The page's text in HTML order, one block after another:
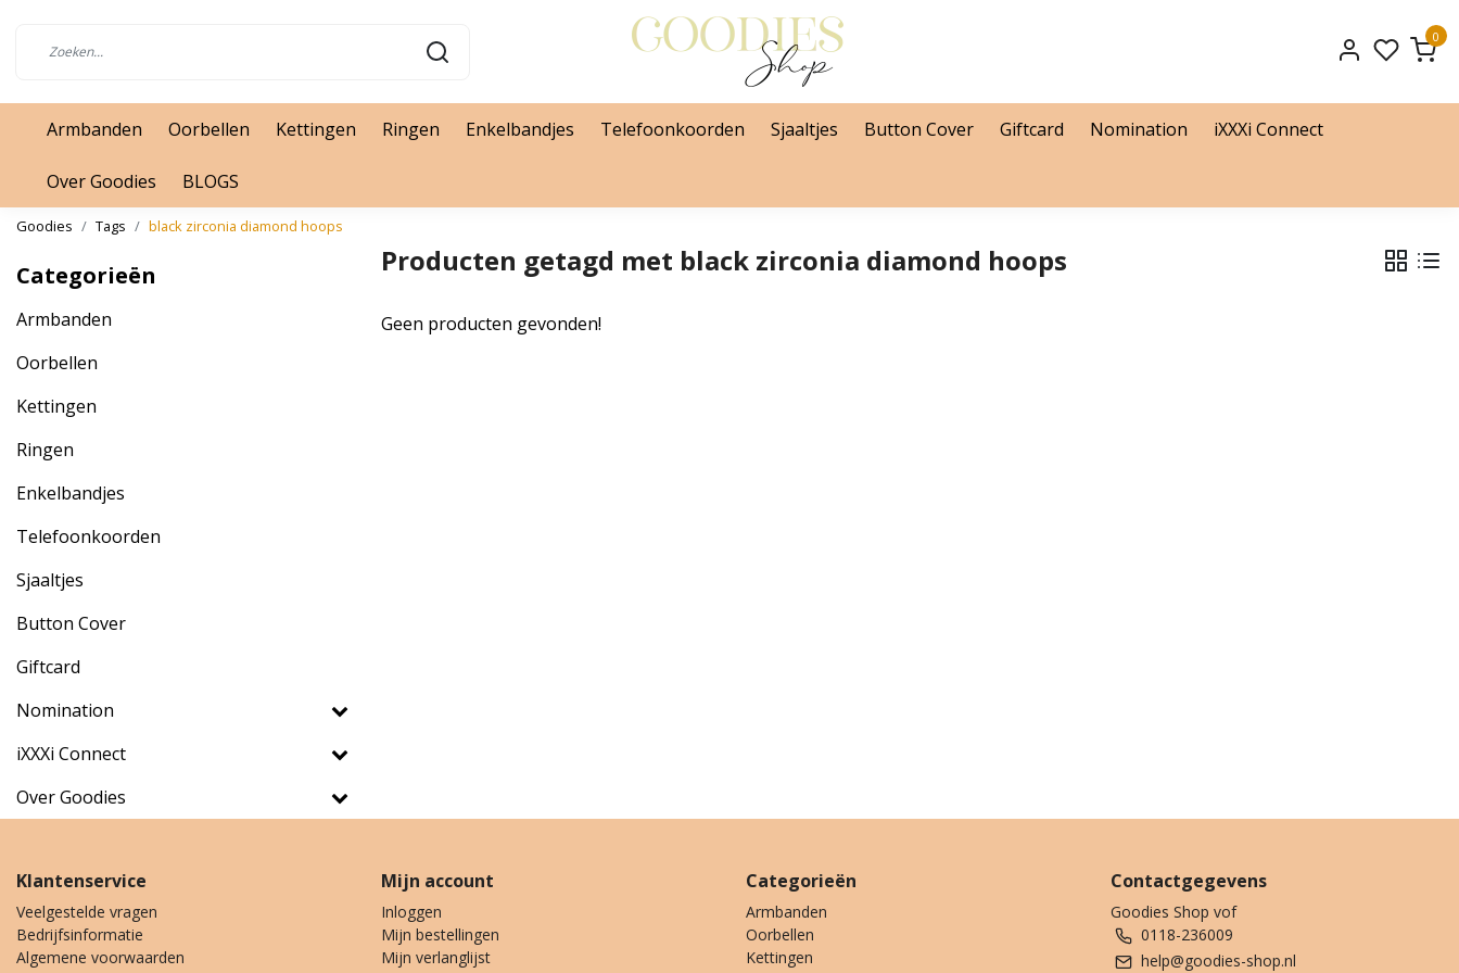
0
Armbanden Oorbellen Kettingen Ringen Enkelbandjes Telefoonkoorden Sjaaltjes Button Cover Giftcard Nomination iXXXi Connect
Over Goodies BLOGS
Goodies Tags black zirconia diamond hoops
Categorieën
Armbanden
Oorbellen
Kettingen
Ringen
Enkelbandjes
Telefoonkoorden
Sjaaltjes
Button Cover
Giftcard
Nomination
iXXXi Connect
Over Goodies
Producten getagd met black zirconia diamond hoops
Geen producten gevonden!
Klantenservice
Veelgestelde vragen
Bedrijfsinformatie
Algemene voorwaarden
Mijn account
Inloggen
Mijn bestellingen
Mijn verlanglijst
Categorieën
Armbanden
Oorbellen
Kettingen
Contactgegevens
Goodies Shop vof
0118-236009
help@goodies-shop.nl